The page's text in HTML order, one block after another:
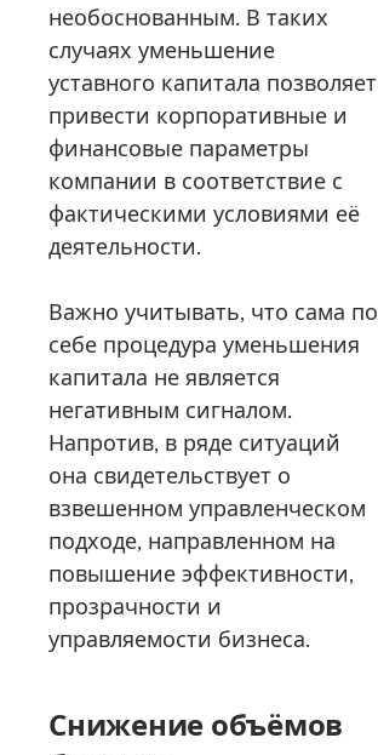
необоснованным. В таких
случаях уменьшение
уставного капитала позволяет
привести корпоративные и
финансовые параметры
компании в соответствие с
фактическими условиями её
деятельности.
Важно учитывать, что сама по
себе процедура уменьшения
капитала не является
негативным сигналом.
Напротив, в ряде ситуаций
она свидетельствует о
взвешенном управленческом
подходе, направленном на
повышение эффективности,
прозрачности и
управляемости бизнеса.
Снижение объёмов